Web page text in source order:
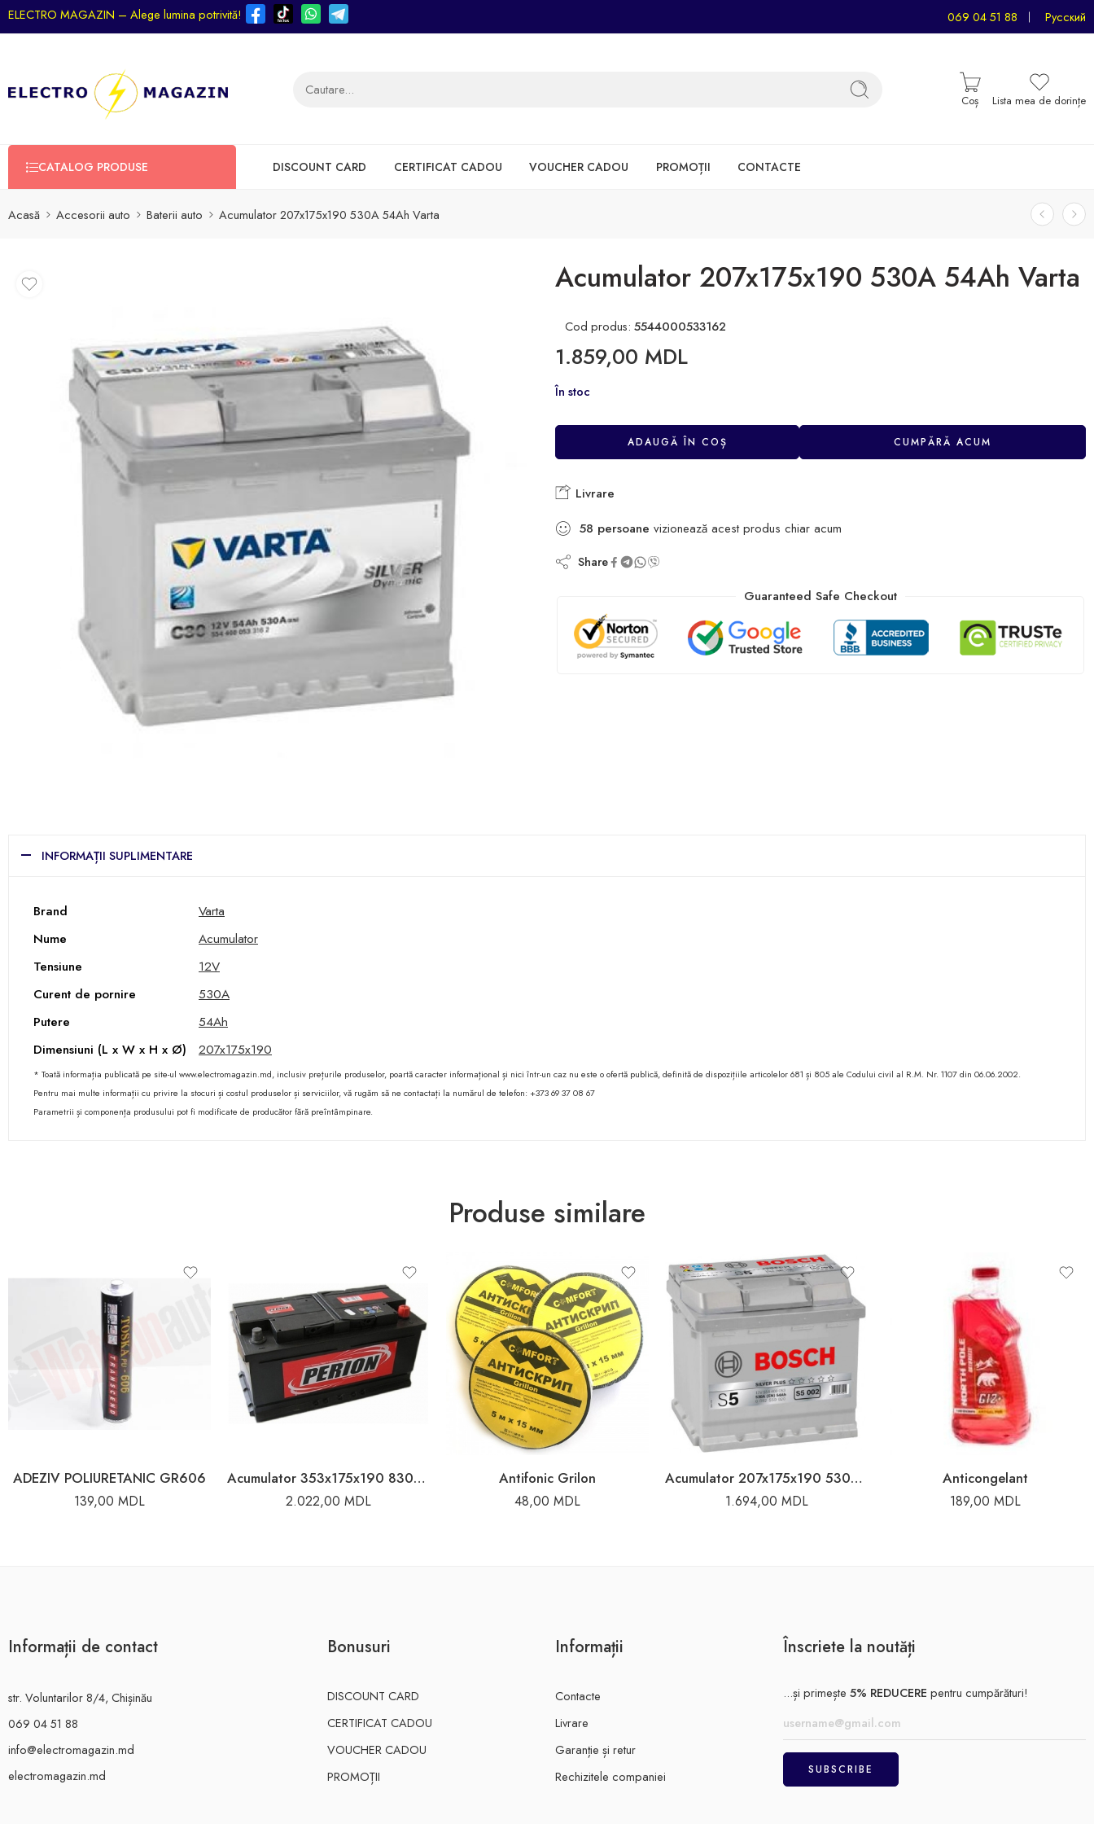
ELECTRO MAGAZIN – Alege lumina potrivită! 069 04 51 88 Русский
Coș Lista mea de dorințe
CATALOG PRODUSE DISCOUNT CARD CERTIFICAT CADOU VOUCHER CADOU PROMOȚII CONTACTE
Acasă Accesorii auto Baterii auto Acumulator 207x175x190 530A 54Ah Varta
Acumulator 207x175x190 530A 54Ah Varta
Cod produs: 5544000533162
1.859,00 MDL
În stoc
ADAUGĂ ÎN COȘ CUMPĂRĂ ACUM
Livrare
58 persoane vizionează acest produs chiar acum
Share
Guaranteed Safe Checkout
INFORMAȚII SUPLIMENTARE
Brand
Varta
Nume
Acumulator
Tensiune
12V
Curent de pornire
530A
Putere
54Ah
Dimensiuni (L x W x H x Ø)
207x175x190
* Toată informația publicată pe site-ul www.electromagazin.md, inclusiv prețurile produselor, poartă caracter informațional și nici într-un caz nu este o ofertă publică, definită de dispozițiile articolelor 681 și 805 ale Codului civil al R.M. Nr. 1107 din 06.06.2002.
Pentru mai multe informații cu privire la stocuri și costul produselor și serviciilor, vă rugăm să ne contactați la numărul de telefon: +373 69 37 08 67
Parametrii și componența produsului pot fi modificate de producător fără preîntâmpinare.
Produse similare
ADEZIV POLIURETANIC GR606
139,00 MDL
Acumulator 353x175x190 830A 100Ah Perion
2.022,00 MDL
Antifonic Grilon
48,00 MDL
Acumulator 207x175x190 530A 54Ah Bosch
1.694,00 MDL
Anticongelant
189,00 MDL
Informații de contact
str. Voluntarilor 8/4, Chișinău
069 04 51 88
info@electromagazin.md
electromagazin.md
Bonusuri
DISCOUNT CARD
CERTIFICAT CADOU
VOUCHER CADOU
PROMOȚII
Informații
Contacte
Livrare
Garanție și retur
Rechizitele companiei
Înscriete la noutăți
...și primește 5% REDUCERE pentru cumpărături!